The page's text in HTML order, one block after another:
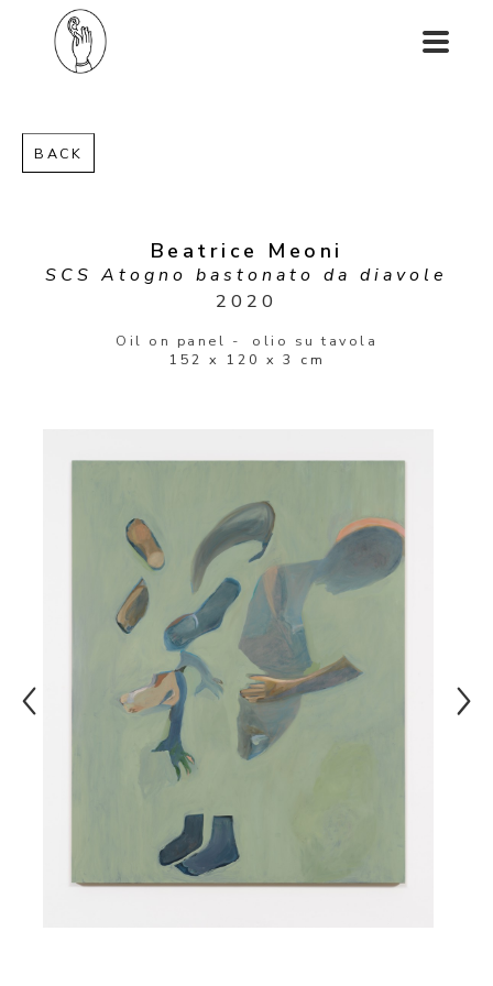
BACK
Beatrice Meoni
SCS Atogno bastonato da diavole
2020
Oil on panel -  olio su tavola
152 x 120 x 3 cm